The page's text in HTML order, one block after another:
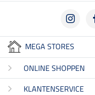
MEGA STORES
ONLINE SHOPPEN
KLANTENSERVICE